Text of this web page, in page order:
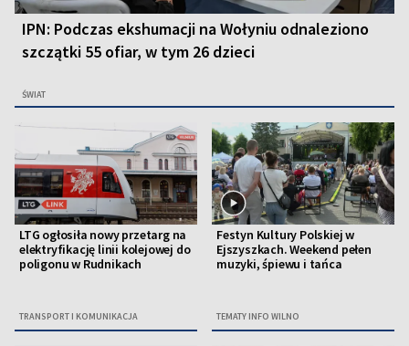
IPN: Podczas ekshumacji na Wołyniu odnaleziono
szczątki 55 ofiar, w tym 26 dzieci
ŚWIAT
LTG ogłosiła nowy przetarg na
elektryfikację linii kolejowej do
poligonu w Rudnikach
TRANSPORT I KOMUNIKACJA
Festyn Kultury Polskiej w
Ejszyszkach. Weekend pełen
muzyki, śpiewu i tańca
TEMATY INFO WILNO